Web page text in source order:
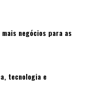
negócios para as
tecnologia e